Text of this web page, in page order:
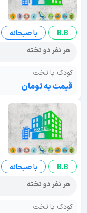
B.B
با صبحانه
هر نفر دو تخته
کودک با تخت
قیمت به تومان
B.B
با صبحانه
هر نفر دو تخته
کودک با تخت